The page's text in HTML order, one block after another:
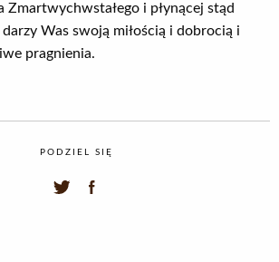
Zmartwychwstałego i płynącej stąd
Was swoją miłością i dobrocią i
pragnienia.
PODZIEL SIĘ